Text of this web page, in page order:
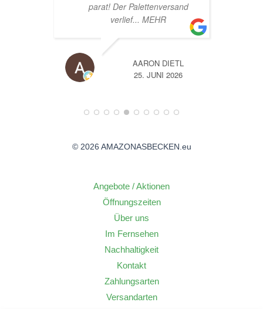
parat! Der Palettenversand
verlief... MEHR
AARON DIETL
25. JUNI 2026
© 2026 AMAZONASBECKEN.eu
Angebote / Aktionen
Öffnungszeiten
Über uns
Im Fernsehen
Nachhaltigkeit
Kontakt
Zahlungsarten
Versandarten